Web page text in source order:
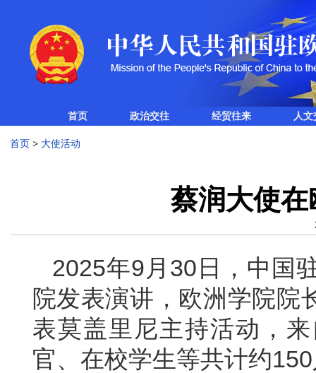
首页 政治交往 经贸往来 人
首页> 大使活动
蔡润大使
2025年9月30日，中国
院发表演讲，欧洲学院院
表莫盖里尼主持活动，
官、在校学生等共计约